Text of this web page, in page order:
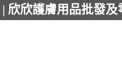
欣欣護膚用品批發及